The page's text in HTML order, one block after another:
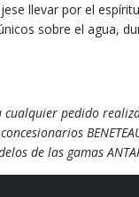
llevar por el
sobre el agua,
pedido
de las gamas